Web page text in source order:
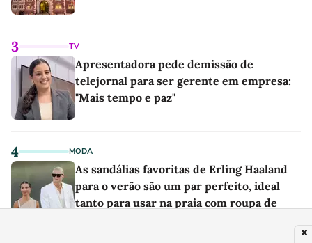
3 TV
Apresentadora pede demissão de
telejornal para ser gerente em empresa:
"Mais tempo e paz"
4 MODA
As sandálias favoritas de Erling Haaland
para o verão são um par perfeito, ideal
tanto para usar na praia com roupa de